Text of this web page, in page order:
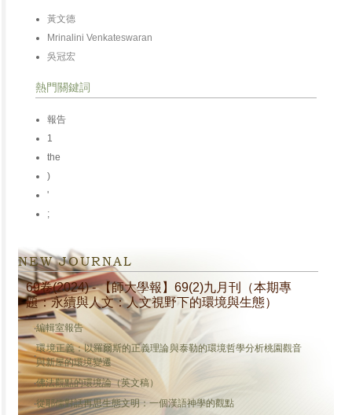
黃文德
Mrinalini Venkateswaran
吳冠宏
熱門關鍵詞
報告
1
the
)
'
;
NEW JOURNAL
69卷(2024) - 【師大學報】69(2)九月刊（本期專
題：永續與人文：人文視野下的環境與生態）
‧編輯室報告
‧
環境正義：以羅爾斯的正義理論與泰勒的環境哲學分析桃園觀音
與新屋的環境變遷
‧佛法觀點的環境論（英文稿）
‧從耶儒對話再思生態文明：一個漢語神學的觀點